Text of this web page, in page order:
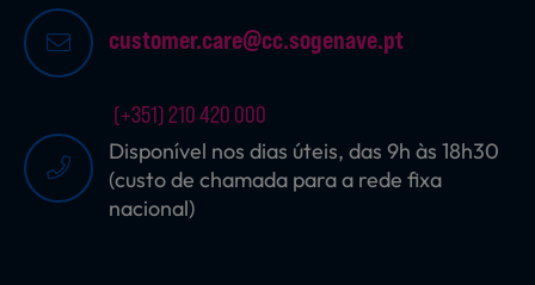
customer.care@cc.sogenave.pt
(+351) 210 420 000
Disponível nos dias úteis, das 9h às 18h30
(custo de chamada para a rede fixa
nacional)